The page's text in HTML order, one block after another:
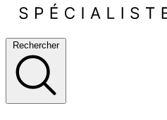
Rechercher